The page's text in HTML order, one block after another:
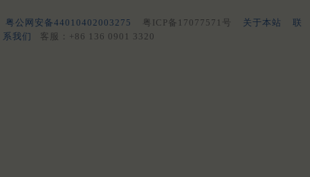
粤公网安备44010402003275 粤ICP备17077571号 关于本站
联
系我们
客服：+86 136 0901 3320